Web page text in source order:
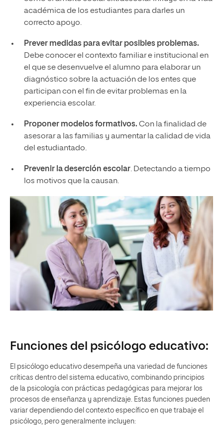
académica de los estudiantes para darles un
correcto apoyo.
Prever medidas para evitar posibles problemas.
Debe conocer el contexto familiar e institucional en
el que se desenvuelve el alumno para elaborar un
diagnóstico sobre la actuación de los entes que
participan con el fin de evitar problemas en la
experiencia escolar.
Proponer modelos formativos. Con la finalidad de
asesorar a las familias y aumentar la calidad de vida
del estudiantado.
Prevenir la deserción escolar. Detectando a tiempo
los motivos que la causan.
Funciones del psicólogo educativo:
El psicólogo educativo desempeña una variedad de funciones
críticas dentro del sistema educativo, combinando principios
de la psicología con prácticas pedagógicas para mejorar los
procesos de enseñanza y aprendizaje. Estas funciones pueden
variar dependiendo del contexto específico en que trabaje el
psicólogo, pero generalmente incluyen: